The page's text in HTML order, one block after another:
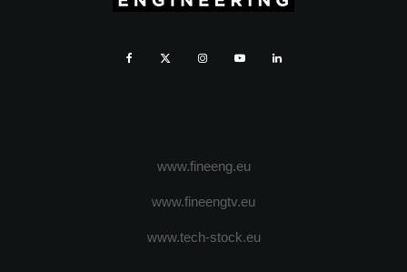
www.fineeng.eu
www.fineengtv.eu
www.tech-stock.eu